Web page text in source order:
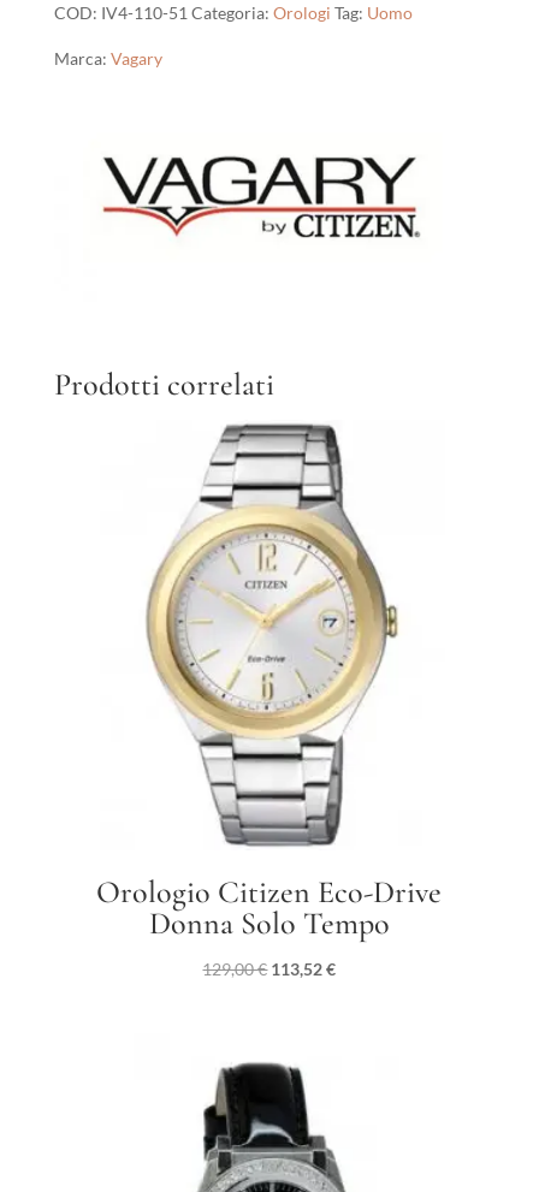
COD: IV4-110-51 Categoria: Orologi Tag: Uomo
Marca: Vagary
Prodotti correlati
Orologio Citizen Eco-Drive
Donna Solo Tempo
129,00€ Il
129,00 €.
113,52€Il